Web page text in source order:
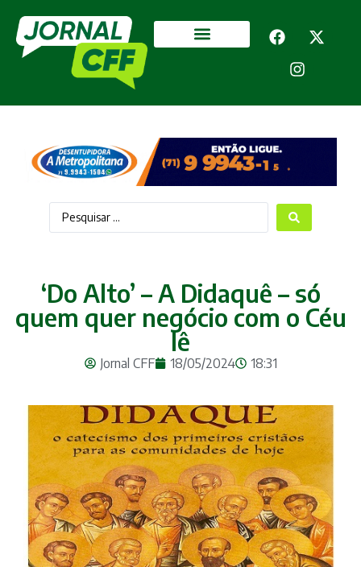
‘Do Alto’ – A Didaquê – só
quem quer negócio com o Céu
lê
Jornal CFF 18/05/2024 18:31